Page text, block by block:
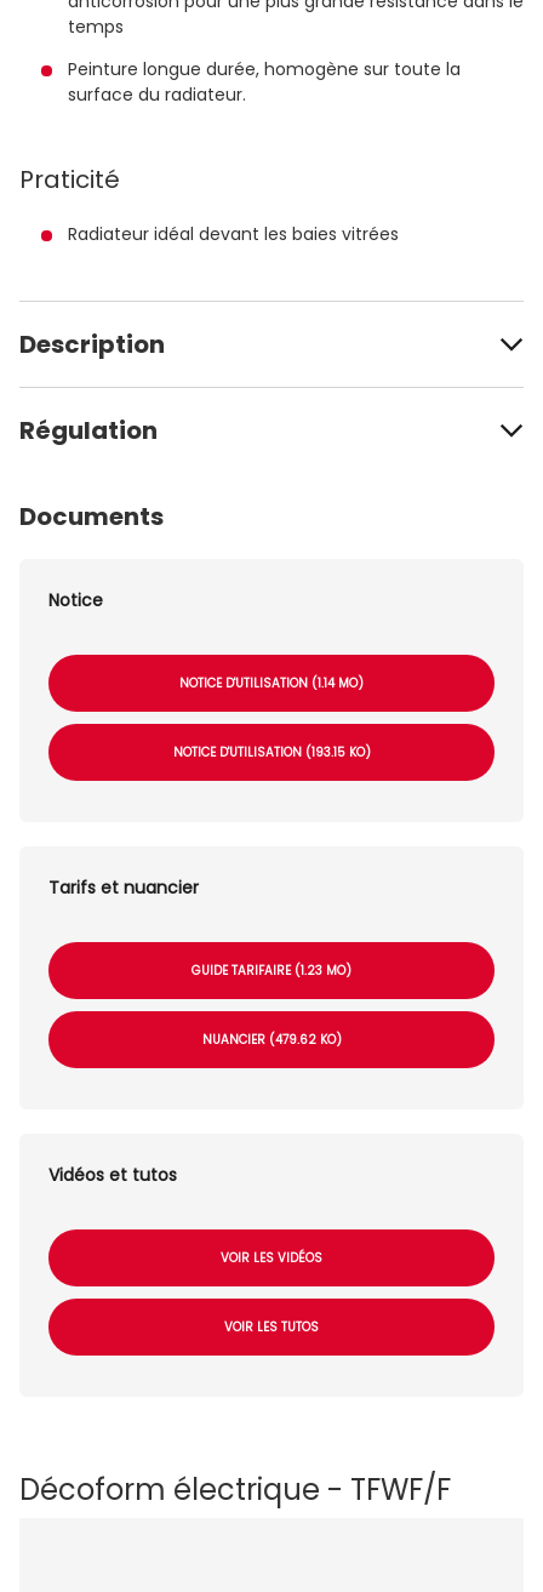
temps
Peinture longue durée, homogène sur toute la
surface du radiateur.
Praticité
Radiateur idéal devant les baies vitrées
Description
Régulation
Documents
Notice
NOTICE D'UTILISATION (1.14 MO)
NOTICE D'UTILISATION (193.15 KO)
Tarifs et nuancier
GUIDE TARIFAIRE (1.23 MO)
NUANCIER (479.62 KO)
Vidéos et tutos
VOIR LES VIDÉOS
VOIR LES TUTOS
Décoform électrique - TFWF/F